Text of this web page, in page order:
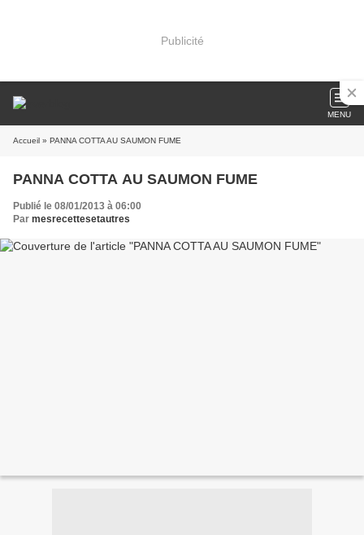
Publicité
MENU
Accueil » PANNA COTTA AU SAUMON FUME
PANNA COTTA AU SAUMON FUME
Publié le 08/01/2013 à 06:00
Par mesrecettesetautres